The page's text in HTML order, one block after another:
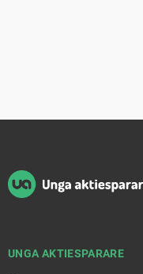
UNGA AKTIESPARARE